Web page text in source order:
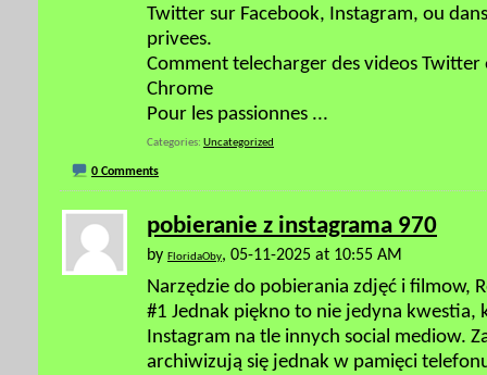
Twitter sur Facebook, Instagram, ou
privees.
Comment telecharger des videos Twitter
Chrome
Pour les passionnes ...
Categories Uncategorized
0 Comments
pobieranie z instagrama 970
by FloridaOby, 05-11-2025 at 10:55 AM
Narzędzie do pobierania zdjęć i filmow,
#1 Jednak piękno to nie jedyna kwestia,
Instagram na tle innych social mediow.
archiwizują się jednak w pamięci